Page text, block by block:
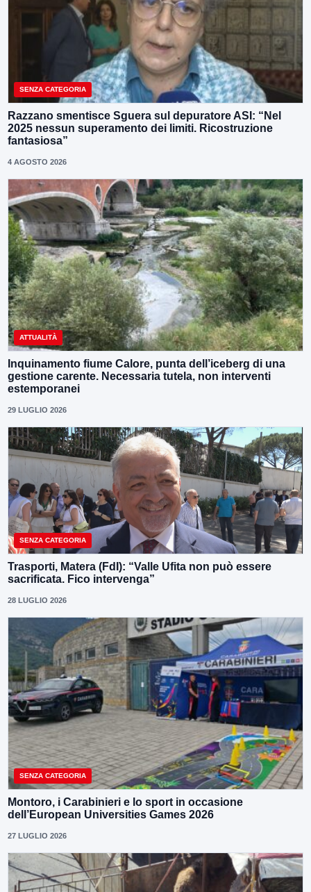
SENZA CATEGORIA
Razzano smentisce Sguera sul depuratore ASI: “Nel
2025 nessun superamento dei limiti. Ricostruzione
fantasiosa”
4 AGOSTO 2026
ATTUALITÀ
Inquinamento fiume Calore, punta dell’iceberg di una
gestione carente. Necessaria tutela, non interventi
estemporanei
29 LUGLIO 2026
SENZA CATEGORIA
Trasporti, Matera (FdI): “Valle Ufita non può essere
sacrificata. Fico intervenga”
28 LUGLIO 2026
SENZA CATEGORIA
Montoro, i Carabinieri e lo sport in occasione
dell’European Universities Games 2026
27 LUGLIO 2026